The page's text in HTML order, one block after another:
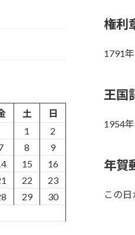
権利
1791
王国
1954
年賀
この
土
日
1
2
8
9
15
16
22
23
29
30